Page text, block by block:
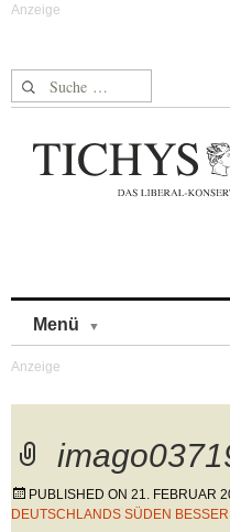
Suche nach:
Menü
PUBLISHED ON 21. FEBRUAR
DEUTSCHLANDS SÜDEN